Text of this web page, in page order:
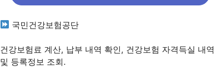
국민건강보험공단
건강보험료 계산, 납부 내역 확인, 건강보험 자격득실 내역
및 등록정보 조회.